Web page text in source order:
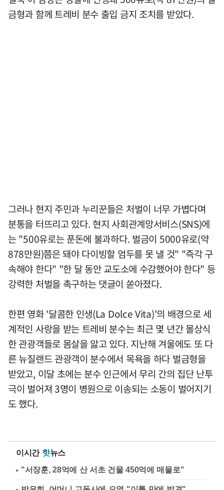
금형과 함께 트레비 분수 출입 금지 조치를 받았다.
그러나 현지 주민과 누리꾼들은 처벌이 너무 가볍다며
분통을 터뜨리고 있다. 현지 사회관계망서비스(SNS)에
는 "500유로는 푼돈에 불과하다. 벌금이 5000유로(약
878만원)쯤은 돼야 다이빙할 엄두를 못 낼 것" "즉각 구
속해야 한다" "한 달 동안 교도소에 수감했어야 한다" 등
강력한 처벌을 촉구하는 댓글이 쏟아졌다.
한편 영화 '달콤한 인생(La Dolce Vita)'의 배경으로 세
계적인 사랑을 받는 트레비 분수는 최근 몇 년간 몰상식
한 관광객들로 몸살을 앓고 있다. 지난해 겨울에도 또 다
른 뉴질랜드 관광객이 분수에서 목욕을 하다 벌금형을
받았고, 이달 초에는 분수 인근에서 무리 간의 집단 난투
극이 벌어져 3명이 병원으로 이송되는 소동이 벌어지기
도 했다.
이시간 핫뉴스
"서장훈, 28억에 산 서초 건물 450억에 매물로"